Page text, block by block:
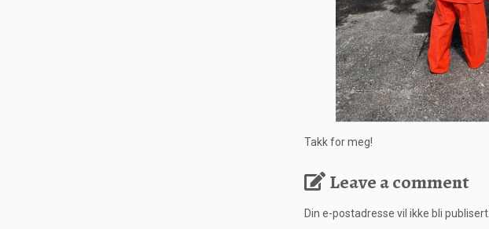
Takk for meg!
Leave a comment
Din e-postadresse vil ikke bli publisert.